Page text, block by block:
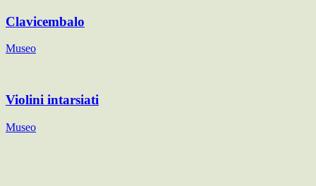
Clavicembalo
Museo
Violini intarsiati
Museo